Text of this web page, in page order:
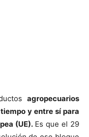
agropecuarios
y entre sí para
(UE). Es que el 29